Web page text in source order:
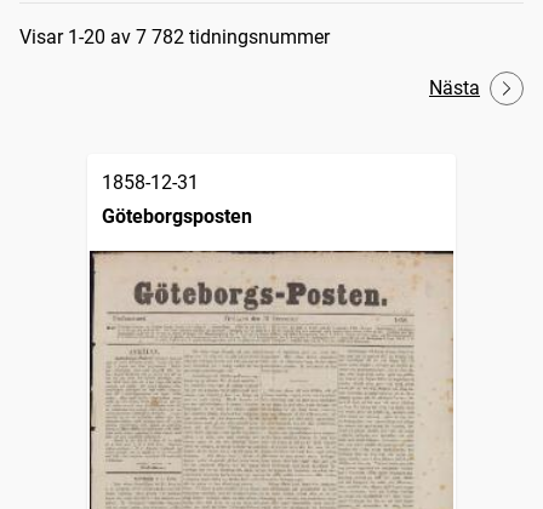
Sökresultat
Visar 1-20 av 7 782 tidningsnummer
Nästa
1858-12-31
Göteborgsposten